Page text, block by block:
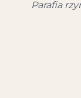
Parafia